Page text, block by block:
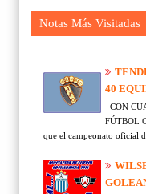
Notas Más Visitadas
40
CON
FÚTBOL
que el campeonato oficial